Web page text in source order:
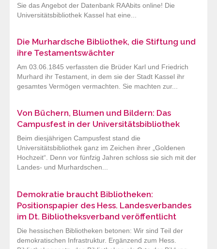
Sie das Angebot der Datenbank RAAbits online! Die
Universitätsbibliothek Kassel hat eine...
Die Murhardsche Bibliothek, die Stiftung und
ihre Testamentswächter
Am 03.06.1845 verfassten die Brüder Karl und Friedrich
Murhard ihr Testament, in dem sie der Stadt Kassel ihr
gesamtes Vermögen vermachten. Sie machten zur...
Von Büchern, Blumen und Bildern: Das
Campusfest in der Universitätsbibliothek
Beim diesjährigen Campusfest stand die
Universitätsbibliothek ganz im Zeichen ihrer „Goldenen
Hochzeit“. Denn vor fünfzig Jahren schloss sie sich mit der
Landes- und Murhardschen...
Demokratie braucht Bibliotheken:
Positionspapier des Hess. Landesverbandes
im Dt. Bibliotheksverband veröffentlicht
Die hessischen Bibliotheken betonen: Wir sind Teil der
demokratischen Infrastruktur. Ergänzend zum Hess.